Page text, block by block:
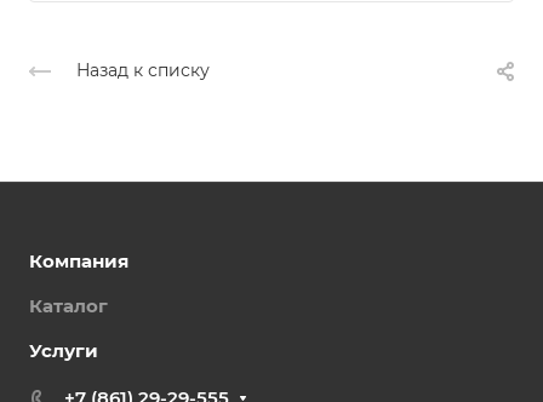
Назад к списку
Компания
Каталог
Услуги